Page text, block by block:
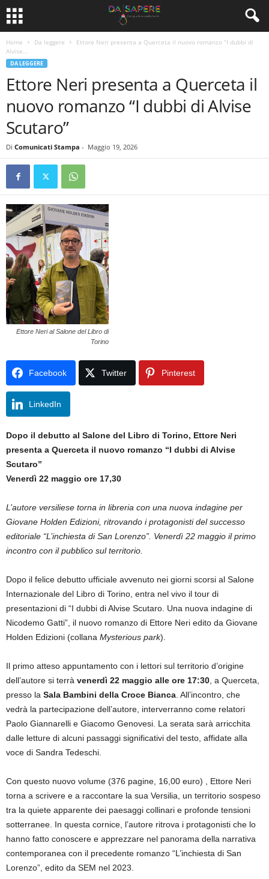
Home Da leggere
Ettore Neri presenta a Querceta il nuovo romanzo “I dubbi di
Alvise...
DA LEGGERE
Ettore Neri presenta a Querceta il
nuovo romanzo “I dubbi di Alvise
Scutaro”
Di Comunicati Stampa - Maggio 19, 2026
Ettore Neri al Salone del Libro di
Torino
Facebook Twitter Pinterest
LinkedIn
Dopo il debutto al Salone del Libro di Torino, Ettore Neri
presenta a Querceta il nuovo romanzo “I dubbi di Alvise
Scutaro”
Venerdì 22 maggio ore 17,30
L’autore versiliese torna in libreria con una nuova indagine per
Giovane Holden Edizioni, ritrovando i protagonisti del successo
editoriale “L’inchiesta di San Lorenzo”. Venerdì 22 maggio il primo
incontro con il pubblico sul territorio.
Dopo il felice debutto ufficiale avvenuto nei giorni scorsi al Salone
Internazionale del Libro di Torino, entra nel vivo il tour di
presentazioni di “I dubbi di Alvise Scutaro. Una nuova indagine di
Nicodemo Gatti”, il nuovo romanzo di Ettore Neri edito da Giovane
Holden Edizioni (collana Mysterious park).
Il primo atteso appuntamento con i lettori sul territorio d’origine
dell’autore si terrà venerdì 22 maggio alle ore 17:30 , a Querceta,
presso la Sala Bambini della Croce Bianca . All’incontro, che
vedrà la partecipazione dell’autore, interverranno come relatori
Paolo Giannarelli e Giacomo Genovesi. La serata sarà arricchita
dalle letture di alcuni passaggi significativi del testo, affidate alla
voce di Sandra Tedeschi.
Con questo nuovo volume (376 pagine, 16,00 euro) , Ettore Neri
torna a scrivere e a raccontare la sua Versilia, un territorio sospeso
tra la quiete apparente dei paesaggi collinari e profonde tensioni
sotterranee. In questa cornice, l’autore ritrova i protagonisti che lo
hanno fatto conoscere e apprezzare nel panorama della narrativa
contemporanea con il precedente romanzo “L’inchiesta di San
Lorenzo”, edito da SEM nel 2023.